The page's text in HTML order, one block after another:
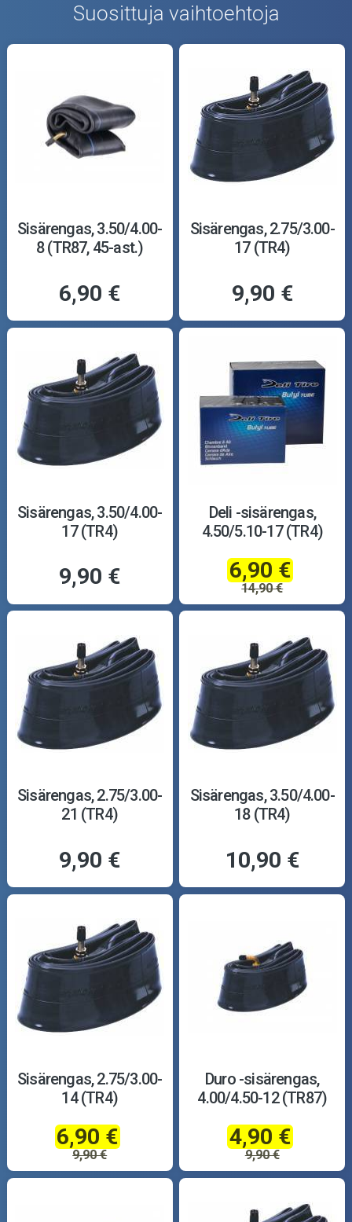
Suosittuja vaihtoehtoja
Sisärengas, 3.50/4.00-
8 (TR87, 45-ast.)
6,90 €
Sisärengas, 2.75/3.00-
17 (TR4)
9,90 €
Sisärengas, 3.50/4.00-
17 (TR4)
9,90 €
Deli -sisärengas,
4.50/5.10-17 (TR4)
6,90 €
14,90 €
Sisärengas, 2.75/3.00-
21 (TR4)
9,90 €
Sisärengas, 3.50/4.00-
18 (TR4)
10,90 €
Sisärengas, 2.75/3.00-
14 (TR4)
6,90 €
9,90 €
Duro -sisärengas,
4.00/4.50-12 (TR87)
4,90 €
9,90 €